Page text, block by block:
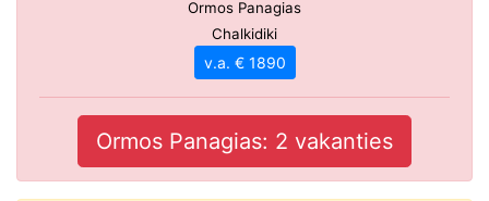
Ormos Panagias
Chalkidiki
v.a. € 1890
Ormos Panagias: 2 vakanties